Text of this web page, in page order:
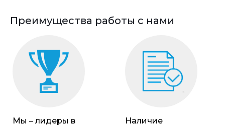
Преимущества работы с нами
Мы – лидеры в
Наличие